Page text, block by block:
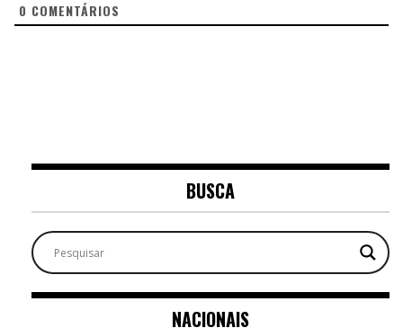
0 COMENTÁRIOS
BUSCA
NACIONAIS